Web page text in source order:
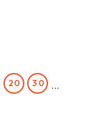
20 30 ...